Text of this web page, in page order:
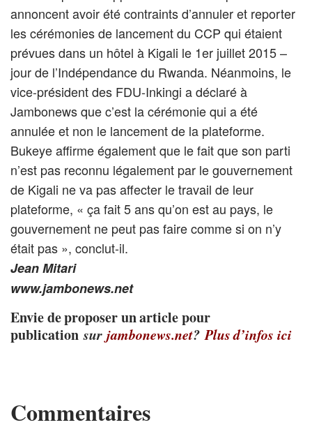
annoncent avoir été contraints d’annuler et reporter
les cérémonies de lancement du CCP qui étaient
prévues dans un hôtel à Kigali le 1er juillet 2015 –
jour de l’Indépendance du Rwanda. Néanmoins, le
vice-président des FDU-Inkingi a déclaré à
Jambonews que c’est la cérémonie qui a été
annulée et non le lancement de la plateforme.
Bukeye affirme également que le fait que son parti
n’est pas reconnu légalement par le gouvernement
de Kigali ne va pas affecter le travail de leur
plateforme, « ça fait 5 ans qu’on est au pays, le
gouvernement ne peut pas faire comme si on n’y
était pas », conclut-il.
Jean Mitari
www.jambonews.net
Envie de proposer un article pour
publicationsurjambonews.net? Plus d’infos ici
Commentaires